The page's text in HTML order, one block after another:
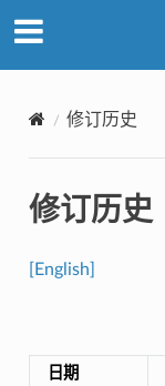
修订历史
修订历史
[English]
日期